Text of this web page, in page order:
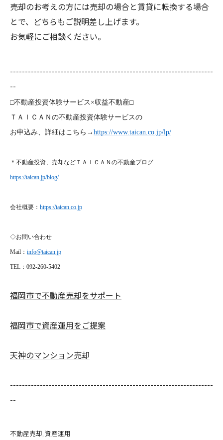
売却のお考えの方には売却の場合と賃貸に転換する場合
とで、どちらもご説明差し上げます。
お気軽にご相談ください。
--------------------------------------------------------------------
--
□不動産投資体験サービス×収益不動産□
ＴＡＩＣＡＮの不動産投資体験サービスの
お申込み、詳細はこちら→ https://www.taican.co.jp/lp/
＊不動産投資、売却などＴＡＩＣＡＮの不動産ブログ
https://taican.jp/blog/
会社概要： https://taican.co.jp
◇お問い合わせ
Mail ： info@taican.jp
TEL ：092-260-5402
福岡市で不動産売却をサポート
福岡市で資産運用をご提案
天神のマンション売却
--------------------------------------------------------------------
--
不動産売却 資産運用